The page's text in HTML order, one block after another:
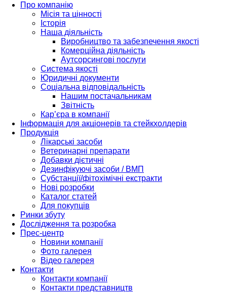
Про компанію
Місія та цінності
Історія
Наша діяльність
Виробництво та забезпечення якості
Комерційна діяльність
Аутсорсингові послуги
Система якості
Юридичні документи
Соціальна відповідальність
Нашим постачальникам
Звітність
Кар’єра в компанії
Інформація для акціонерів та стейкхолдерів
Продукція
Лікарські засоби
Ветеринарні препарати
Добавки дієтичні
Дезинфікуючі засоби / ВМП
Субстанції/фітохімічні екстракти
Нові розробки
Каталог статей
Для покупців
Ринки збуту
Дослідження та розробка
Прес-центр
Новини компанії
Фото галерея
Відео галерея
Контакти
Контакти компанії
Контакти представництв